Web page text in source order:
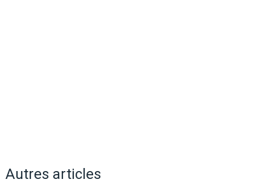
Autres articles